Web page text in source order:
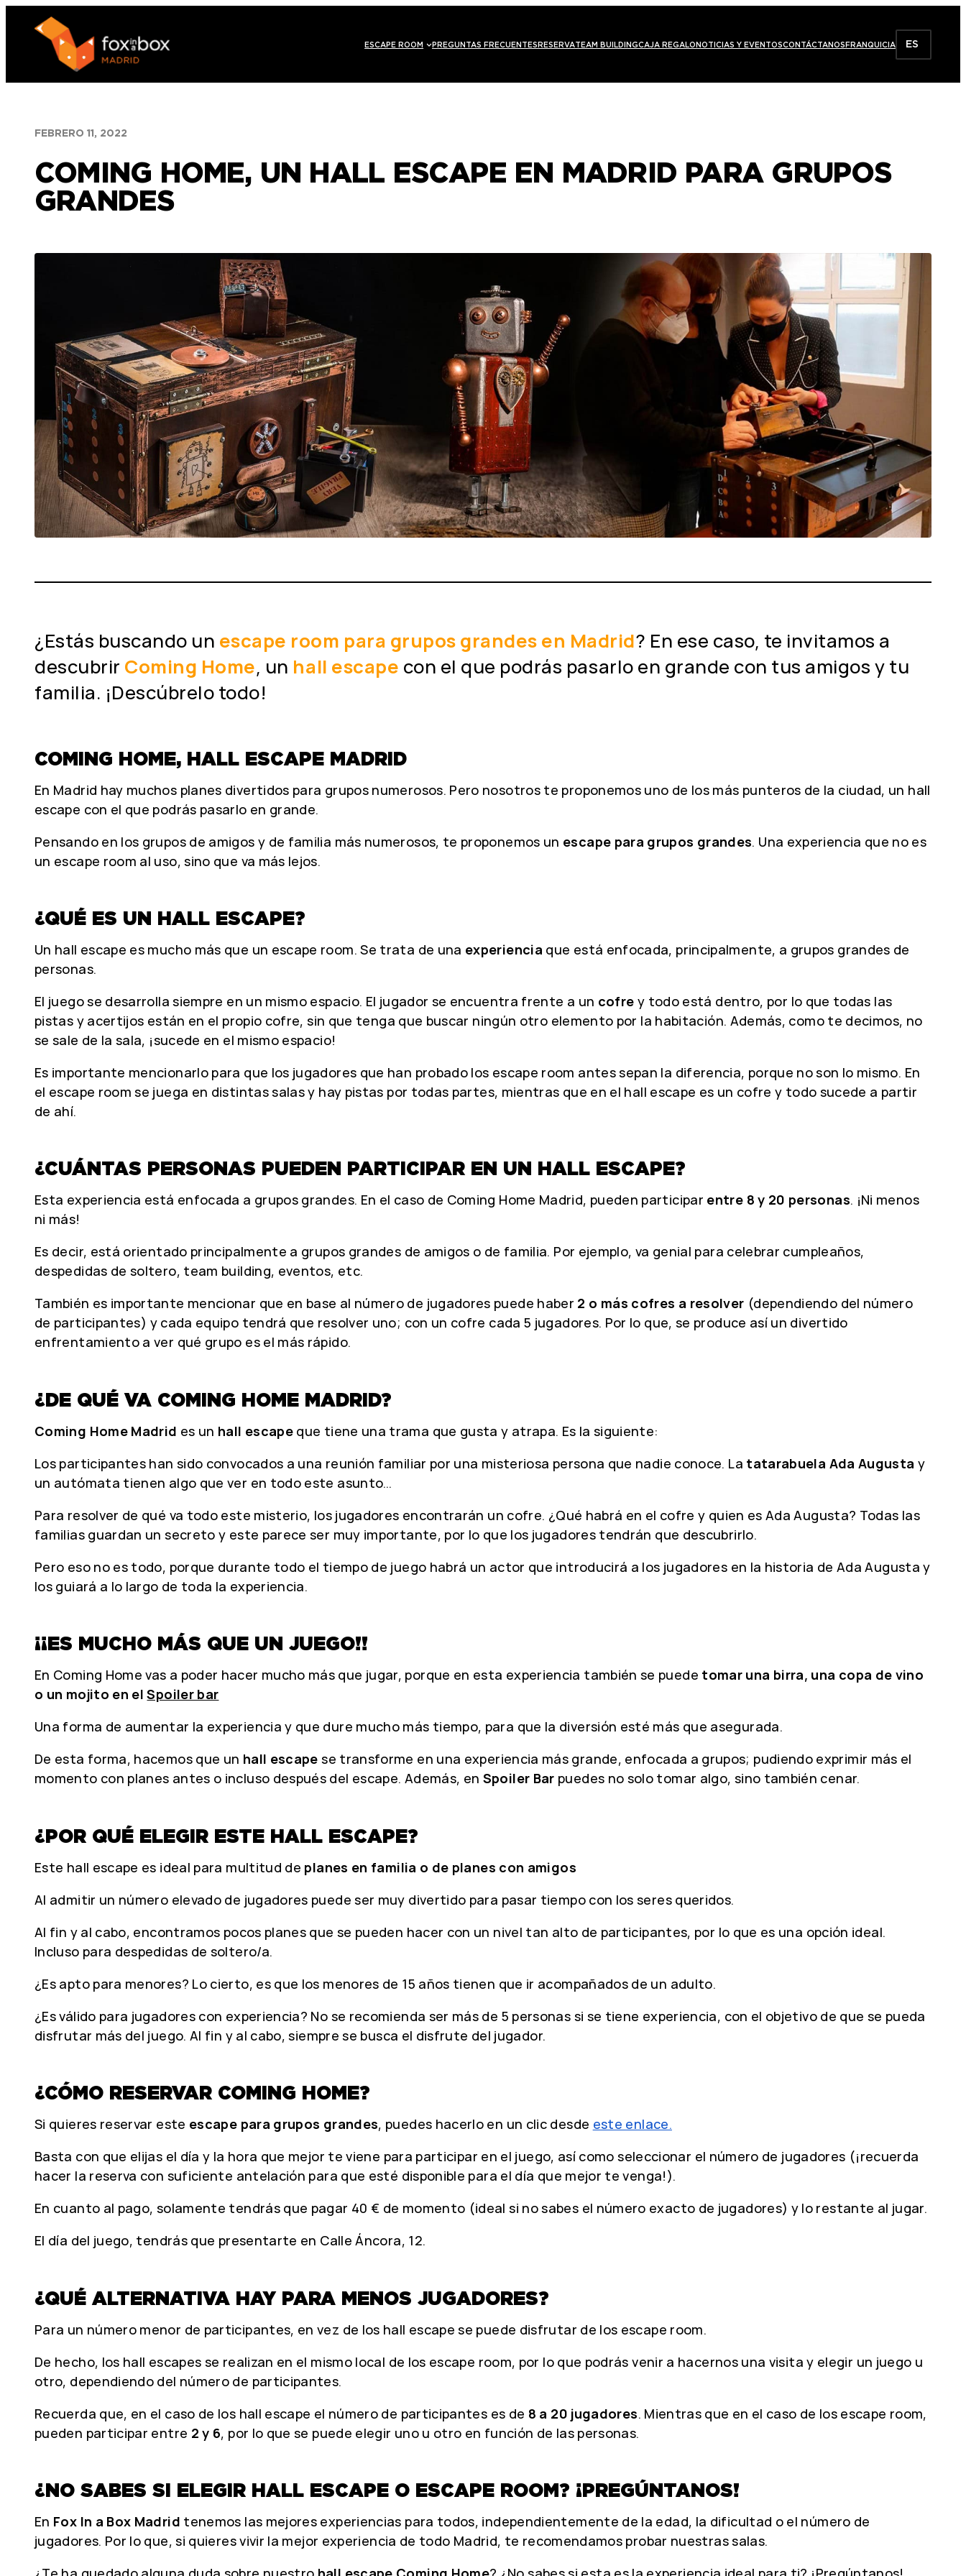
contenido
ESCAPE ROOM PREGUNTAS FRECUENTES RESERVATEAM BUILDINGCAJA REGALO NOTICIAS Y EVENTOSCONTÁCTANOS FRANQUICIA ES
FEBRERO 11, 2022
COMING HOME, UN HALL ESCAPE EN MADRID PARA GRUPOS
GRANDES
¿Estás buscando un escape room para grupos grandes en Madrid? En ese caso, te invitamos a
descubrir Coming Home, un hall escape con el que podrás pasarlo en grande con tus amigos y tu
familia. ¡Descúbrelo todo!
COMING HOME, HALL ESCAPE MADRID
En Madrid hay muchos planes divertidos para grupos numerosos. Pero nosotros te proponemos uno de los más punteros de la ciudad, un hall
escape con el que podrás pasarlo en grande.
Pensando en los grupos de amigos y de familia más numerosos, te proponemos un escape para grupos grandes. Una experiencia que no es
un escape room al uso, sino que va más lejos.
¿QUÉ ES UN HALL ESCAPE?
Un hall escape es mucho más que un escape room. Se trata de una experiencia que está enfocada, principalmente, a grupos grandes de
personas.
El juego se desarrolla siempre en un mismo espacio. El jugador se encuentra frente a un cofre y todo está dentro, por lo que todas las
pistas y acertijos están en el propio cofre, sin que tenga que buscar ningún otro elemento por la habitación. Además, como te decimos, no
se sale de la sala, ¡sucede en el mismo espacio!
Es importante mencionarlo para que los jugadores que han probado los escape room antes sepan la diferencia, porque no son lo mismo. En
el escape room se juega en distintas salas y hay pistas por todas partes, mientras que en el hall escape es un cofre y todo sucede a partir
de ahí.
¿CUÁNTAS PERSONAS PUEDEN PARTICIPAR EN UN HALL ESCAPE?
Esta experiencia está enfocada a grupos grandes. En el caso de Coming Home Madrid, pueden participar entre 8 y 20 personas. ¡Ni menos
ni más!
Es decir, está orientado principalmente a grupos grandes de amigos o de familia. Por ejemplo, va genial para celebrar cumpleaños,
despedidas de soltero, team building, eventos, etc.
También es importante mencionar que en base al número de jugadores puede haber 2 o más cofres a resolver (dependiendo del número
de participantes) y cada equipo tendrá que resolver uno; con un cofre cada 5 jugadores. Por lo que, se produce así un divertido
enfrentamiento a ver qué grupo es el más rápido.
¿DE QUÉ VA COMING HOME MADRID?
Coming Home Madrid es un hall escape que tiene una trama que gusta y atrapa. Es la siguiente:
Los participantes han sido convocados a una reunión familiar por una misteriosa persona que nadie conoce. La tatarabuela Ada Augusta y
un autómata tienen algo que ver en todo este asunto…
Para resolver de qué va todo este misterio, los jugadores encontrarán un cofre. ¿Qué habrá en el cofre y quien es Ada Augusta? Todas las
familias guardan un secreto y este parece ser muy importante, por lo que los jugadores tendrán que descubrirlo.
Pero eso no es todo, porque durante todo el tiempo de juego habrá un actor que introducirá a los jugadores en la historia de Ada Augusta y
los guiará a lo largo de toda la experiencia.
¡¡ES MUCHO MÁS QUE UN JUEGO!!
En Coming Home vas a poder hacer mucho más que jugar, porque en esta experiencia también se puede tomar una birra, una copa de vino
o un mojito en elSpoiler bar
Una forma de aumentar la experiencia y que dure mucho más tiempo, para que la diversión esté más que asegurada.
De esta forma, hacemos que un hall escapese transforme en una experiencia más grande, enfocada a grupos; pudiendo exprimir más el
momento con planes antes o incluso después del escape. Además, en Spoiler Bar puedes no solo tomar algo, sino también cenar.
¿POR QUÉ ELEGIR ESTE HALL ESCAPE?
Este hall escape es ideal para multitud de planes en familia o de planes con amigos
Al admitir un número elevado de jugadores puede ser muy divertido para pasar tiempo con los seres queridos.
Al fin y al cabo, encontramos pocos planes que se pueden hacer con un nivel tan alto de participantes, por lo que es una opción ideal.
Incluso para despedidas de soltero/a.
¿Es apto para menores? Lo cierto, es que los menores de 15 años tienen que ir acompañados de un adulto.
¿Es válido para jugadores con experiencia? No se recomienda ser más de 5 personas si se tiene experiencia, con el objetivo de que se pueda
disfrutar más del juego. Al fin y al cabo, siempre se busca el disfrute del jugador.
¿CÓMO RESERVAR COMING HOME?
Si quieres reservar este escape para grupos grandes, puedes hacerlo en un clic desde este enlace.
Basta con que elijas el día y la hora que mejor te viene para participar en el juego, así como seleccionar el número de jugadores (¡recuerda
hacer la reserva con suficiente antelación para que esté disponible para el día que mejor te venga!).
En cuanto al pago, solamente tendrás que pagar 40 € de momento (ideal si no sabes el número exacto de jugadores) y lo restante al jugar.
El día del juego, tendrás que presentarte en Calle Áncora, 12.
¿QUÉ ALTERNATIVA HAY PARA MENOS JUGADORES?
Para un número menor de participantes, en vez de los hall escape se puede disfrutar de los escape room.
De hecho, los hall escapes se realizan en el mismo local de los escape room, por lo que podrás venir a hacernos una visita y elegir un juego u
otro, dependiendo del número de participantes.
Recuerda que, en el caso de los hall escape el número de participantes es de 8 a 20 jugadores. Mientras que en el caso de los escape room,
pueden participar entre 2 y 6, por lo que se puede elegir uno u otro en función de las personas.
¿NO SABES SI ELEGIR HALL ESCAPE O ESCAPE ROOM? ¡PREGÚNTANOS!
En Fox In a Box Madrid tenemos las mejores experiencias para todos, independientemente de la edad, la dificultad o el número de
jugadores. Por lo que, si quieres vivir la mejor experiencia de todo Madrid, te recomendamos probar nuestras salas.